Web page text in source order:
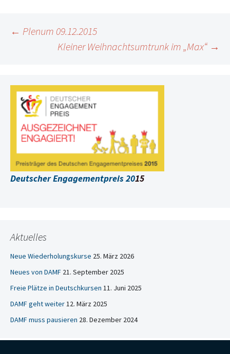
Beitragsnavigation
← Plenum 09.12.2015
Kleiner Weihnachtsumtrunk im „Max“ →
Deutscher Engagementpreis 2015
Aktuelles
Neue Wiederholungskurse 25. März 2026
Neues von DAMF 21. September 2025
Freie Plätze in Deutschkursen 11. Juni 2025
DAMF geht weiter 12. März 2025
DAMF muss pausieren 28. Dezember 2024